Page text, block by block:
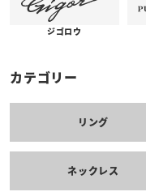
ジゴロウ
カテゴリー
リング
ネックレス